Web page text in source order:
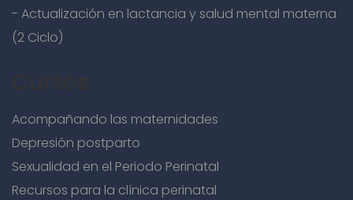
- Actualización en lactancia y salud mental materna
(2 Ciclo)
Acompañando las maternidades
Depresión postparto
Sexualidad en el Periodo Perinatal
Recursos para la clínica perinatal